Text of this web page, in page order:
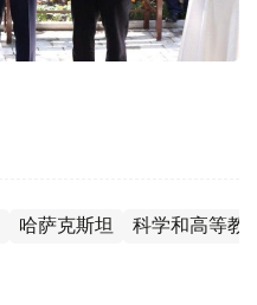
哈萨克斯坦 科学和高等教